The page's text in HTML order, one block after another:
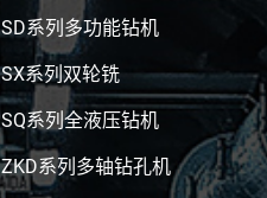
SD系列多功能钻机
SX系列双轮铣
SQ系列全液压钻机
ZKD系列多轴钻孔机